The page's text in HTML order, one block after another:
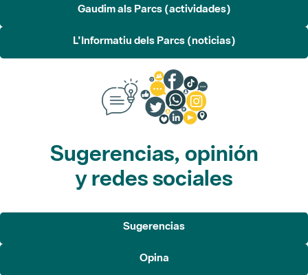
Gaudim als Parcs (actividades)
L'Informatiu dels Parcs (noticias)
Sugerencias, opinión
y redes sociales
Sugerencias
Opina